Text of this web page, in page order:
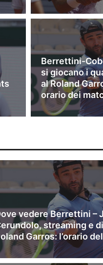
Berrettini-
si giocano i
al Roland
orario dei
vedere Berrettini –
streaming e
Garros: l’orario